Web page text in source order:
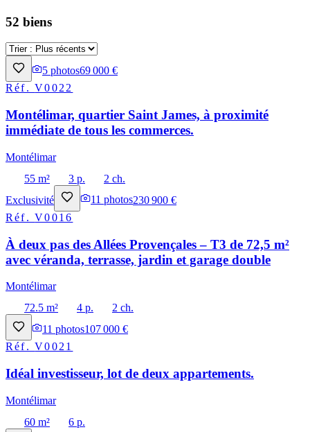
52 biens
5 photos69 000 €
Réf.V0022
Montélimar, quartier Saint James, à proximité
immédiate de tous les commerces.
Montélimar
55 m²
3 p.
2 ch.
Exclusivité
11 photos230 900 €
Réf.V0016
À deux pas des Allées Provençales – T3 de 72,5 m²
avec véranda, terrasse, jardin et garage double
Montélimar
72.5 m²
4 p.
2 ch.
11 photos107 000 €
Réf.V0021
Idéal investisseur, lot de deux appartements.
Montélimar
60 m²
6 p.